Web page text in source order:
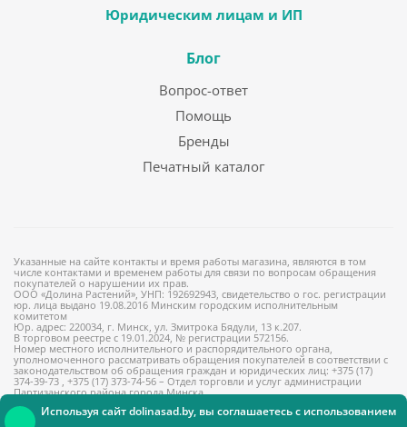
Используя сайт dolinasad.by, вы соглашаетесь с использованием
Юридическим лицам и ИП
Блог
Вопрос-ответ
Помощь
Бренды
Печатный каталог
Указанные на сайте контакты и время работы магазина, являются в том
числе контактами и временем работы для связи по вопросам обращения
покупателей о нарушении их прав.
ООО «Долина Растений», УНП: 192692943, свидетельство о гос. регистрации
юр. лица выдано 19.08.2016 Минским городским исполнительным
комитетом
Юр. адрес: 220034, г. Минск, ул. Змитрока Бядули, 13 к.207.
В торговом реестре с 19.01.2024, № регистрации 572156.
Номер местного исполнительного и распорядительного органа,
уполномоченного рассматривать обращения покупателей в соответствии с
законодательством об обращения граждан и юридических лиц: +375 (17)
374-39-73 , +375 (17) 373-74-56 – Отдел торговли и услуг администрации
Партизанского района города Минска